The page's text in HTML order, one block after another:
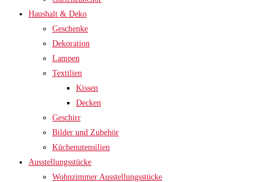
Haushalt & Deko
Geschenke
Dekoration
Lampen
Textilien
Kissen
Decken
Geschirr
Bilder und Zubehör
Küchenutensilien
Ausstellungsstücke
Wohnzimmer Ausstellungsstücke